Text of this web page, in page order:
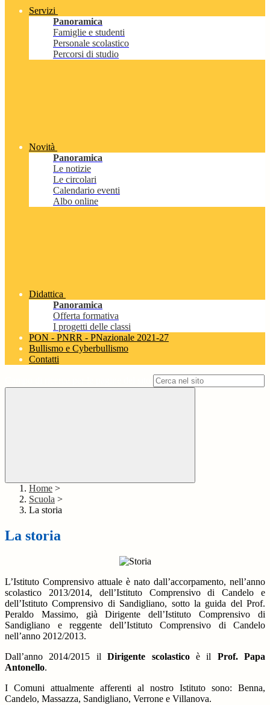
Servizi
Panoramica
Famiglie e studenti
Personale scolastico
Percorsi di studio
Novità
Panoramica
Le notizie
Le circolari
Calendario eventi
Albo online
Didattica
Panoramica
Offerta formativa
I progetti delle classi
PON - PNRR - PNazionale 2021-27
Bullismo e Cyberbullismo
Contatti
Home >
Scuola >
La storia
La storia
L’Istituto Comprensivo attuale è nato dall’accorpamento, nell’anno
scolastico 2013/2014, dell’Istituto Comprensivo di Candelo e
dell’Istituto Comprensivo di Sandigliano, sotto la guida del Prof.
Peraldo Massimo, già Dirigente dell’Istituto Comprensivo di
Sandigliano e reggente dell’Istituto Comprensivo di Candelo
nell’anno 2012/2013.
Dall’anno 2014/2015 ilDirigente scolastico è il Prof. Papa
Antonello.
I Comuni attualmente afferenti al nostro Istituto sono: Benna,
Candelo, Massazza, Sandigliano, Verrone e Villanova.